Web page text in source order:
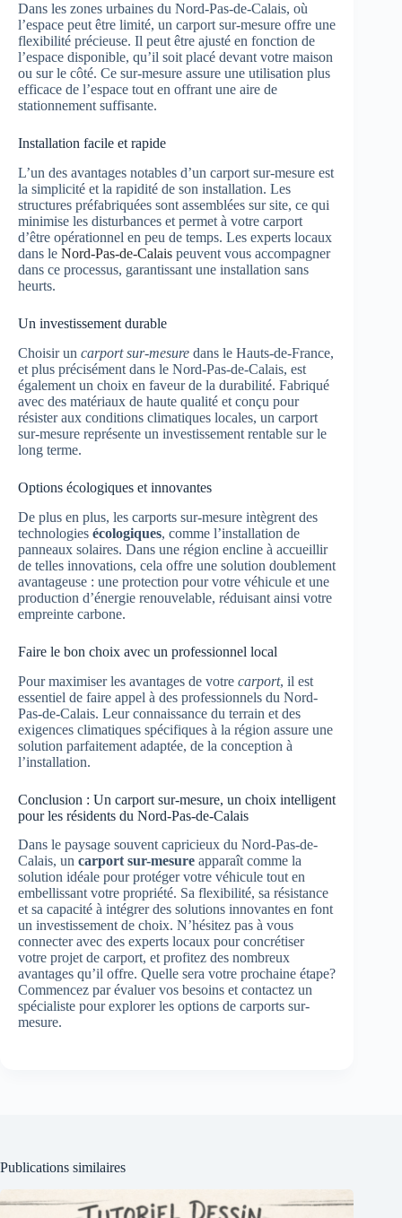
Dans les zones urbaines du Nord-Pas-de-Calais, où
l’espace peut être limité, un carport sur-mesure offre une
flexibilité précieuse. Il peut être ajusté en fonction de
l’espace disponible, qu’il soit placé devant votre maison
ou sur le côté. Ce sur-mesure assure une utilisation plus
efficace de l’espace tout en offrant une aire de
stationnement suffisante.
Installation facile et rapide
L’un des avantages notables d’un carport sur-mesure est
la simplicité et la rapidité de son installation. Les
structures préfabriquées sont assemblées sur site, ce qui
minimise les disturbances et permet à votre carport
d’être opérationnel en peu de temps. Les experts locaux
dans le Nord-Pas-de-Calais peuvent vous accompagner
dans ce processus, garantissant une installation sans
heurts.
Un investissement durable
Choisir un carport sur-mesure dans le Hauts-de-France,
et plus précisément dans le Nord-Pas-de-Calais, est
également un choix en faveur de la durabilité. Fabriqué
avec des matériaux de haute qualité et conçu pour
résister aux conditions climatiques locales, un carport
sur-mesure représente un investissement rentable sur le
long terme.
Options écologiques et innovantes
De plus en plus, les carports sur-mesure intègrent des
technologies écologiques, comme l’installation de
panneaux solaires. Dans une région encline à accueillir
de telles innovations, cela offre une solution doublement
avantageuse : une protection pour votre véhicule et une
production d’énergie renouvelable, réduisant ainsi votre
empreinte carbone.
Faire le bon choix avec un professionnel local
Pour maximiser les avantages de votre carport, il est
essentiel de faire appel à des professionnels du Nord-
Pas-de-Calais. Leur connaissance du terrain et des
exigences climatiques spécifiques à la région assure une
solution parfaitement adaptée, de la conception à
l’installation.
Conclusion : Un carport sur-mesure, un choix intelligent
pour les résidents du Nord-Pas-de-Calais
Dans le paysage souvent capricieux du Nord-Pas-de-
Calais, un carport sur-mesure apparaît comme la
solution idéale pour protéger votre véhicule tout en
embellissant votre propriété. Sa flexibilité, sa résistance
et sa capacité à intégrer des solutions innovantes en font
un investissement de choix. N’hésitez pas à vous
connecter avec des experts locaux pour concrétiser
votre projet de carport, et profitez des nombreux
avantages qu’il offre. Quelle sera votre prochaine étape?
Commencez par évaluer vos besoins et contactez un
spécialiste pour explorer les options de carports sur-
mesure.
Publications similaires